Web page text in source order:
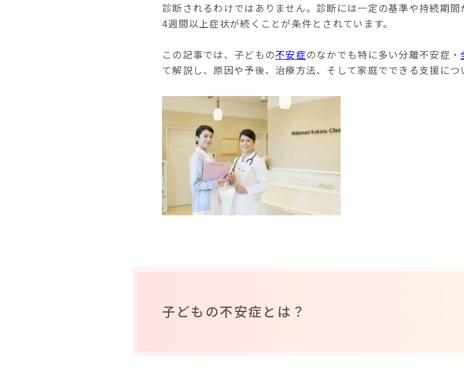
診断されるわけではありません。診断には一定の基準や持続期
4週間以上症状が続くことが条件とされています。
この記事では、子どもの不安症のなかでも特に多い分離不安症・
て解説し、原因や予後、治療方法、そして家庭でできる支援につ
子どもの不安症とは？